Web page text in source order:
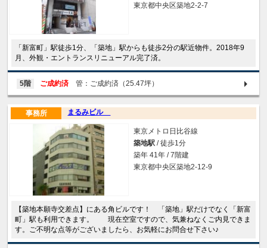
東京都中央区築地2-2-7
「新富町」駅徒歩1分、「築地」駅からも徒歩2分の駅近物件。2018年9
月、外観・エントランスリニューアル完了済。
5階 ご成約済 管：ご成約済（25.47坪）
まるみビル
事務所
東京メトロ日比谷線
築地駅 / 徒歩1分
築年 41年 / 7階建
東京都中央区築地2-12-9
【築地本願寺交差点】にある角ビルです！ 「築地」駅だけでなく「新富
町」駅も利用できます。 現在空室ですので、気兼ねなくご内見できま
す。ご不明な点等がございましたら、お気軽にお問合せ下さい♪